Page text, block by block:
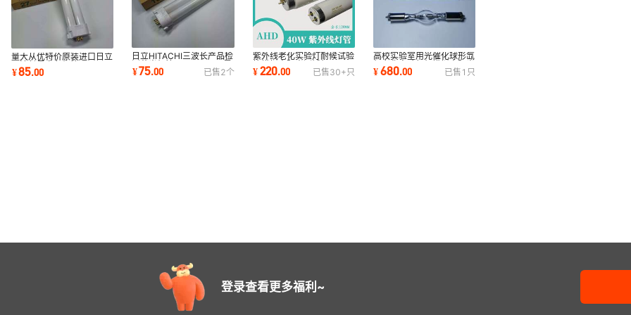
量大从优特价原装进口日立
三波长昼白色灯管
FPL27EX-N 5000K色温
¥85.00
日立HITACHI三波长产品检
测荧光灯管 FPL18EX-N昼
白色5000K色温
¥75.00 已售2个
紫外线老化实验灯耐候试验
箱摸拟太阳光测试灯
UVA340 40W/1200MM
¥220.00 已售30+只
高校实验室用光催化球形氙
灯老化实验氙灯摸拟太阳光
氙灯AHD500W
¥680.00 已售 1 只
登录查看更多福利~